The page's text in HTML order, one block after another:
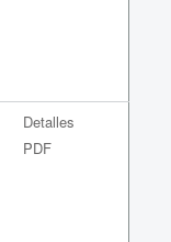
Detalles
PDF